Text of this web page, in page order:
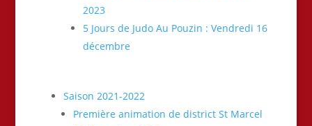
2023
5 Jours de Judo Au Pouzin : Vendredi 16
décembre
Saison 2021-2022
Première animation de district St Marcel